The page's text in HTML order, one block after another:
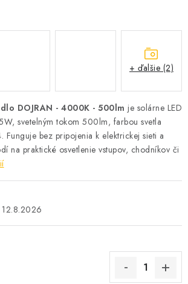
& JANTON ZÁKAMENNÉ
na odstúpenie od zmluvy
Podmienky ochrany osobných údajov
JANTON Zákamenné
Hodnotenie obchodu Moja objednávka
DOJRAN - 4000K - 500lm je solárne LED
svetelným tokom 500lm, farbou svetla
bez pripojenia k elektrickej sieti a
na praktické osvetlenie vstupov, chodníkov či
12.8.2026
+ ďalšie (2)